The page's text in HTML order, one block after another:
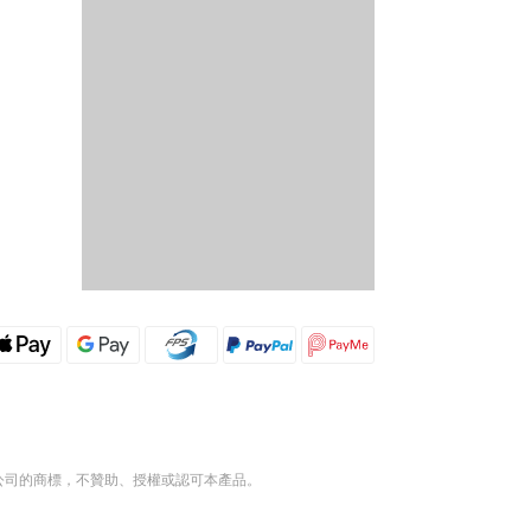
商標，不贊助、授權或認可本產品。